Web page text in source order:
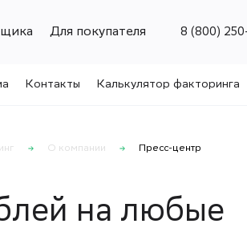
Для покупателя 8 (800)
Контакты Калькулятор факторинга
О компании Пресс-центр
на любые